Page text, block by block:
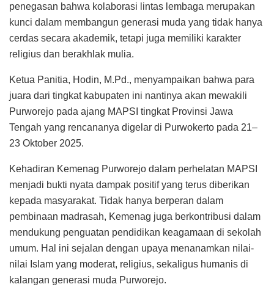
penegasan bahwa kolaborasi lintas lembaga merupakan
kunci dalam membangun generasi muda yang tidak hanya
cerdas secara akademik, tetapi juga memiliki karakter
religius dan berakhlak mulia.
Ketua Panitia, Hodin, M.Pd., menyampaikan bahwa para
juara dari tingkat kabupaten ini nantinya akan mewakili
Purworejo pada ajang MAPSI tingkat Provinsi Jawa
Tengah yang rencananya digelar di Purwokerto pada 21–
23 Oktober 2025.
Kehadiran Kemenag Purworejo dalam perhelatan MAPSI
menjadi bukti nyata dampak positif yang terus diberikan
kepada masyarakat. Tidak hanya berperan dalam
pembinaan madrasah, Kemenag juga berkontribusi dalam
mendukung penguatan pendidikan keagamaan di sekolah
umum. Hal ini sejalan dengan upaya menanamkan nilai-
nilai Islam yang moderat, religius, sekaligus humanis di
kalangan generasi muda Purworejo.